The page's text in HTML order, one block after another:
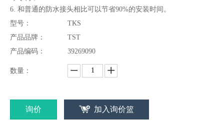
6. 和普通的防水接头相比可以节省90%的安装时间。
型号：
TKS
产品品牌：
TST
产品编码：
39269090
数量：
询价 加入询价篮